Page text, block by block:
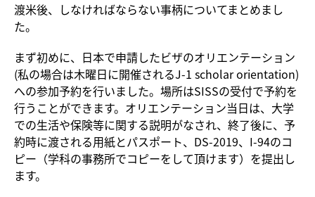
渡米後、しなければならない事柄についてまとめまし
た。
まず初めに、日本で申請したビザのオリエンテーション
(私の場合は木曜日に開催されるJ-1 scholar orientation)
への参加予約を行いました。場所はSISSの受付で予約を
行うことができます。オリエンテーション当日は、大学
での生活や保険等に関する説明がなされ、終了後に、予
約時に渡される用紙とパスポート、DS-2019、I-94のコ
ピー（学科の事務所でコピーをして頂けます）を提出し
ます。